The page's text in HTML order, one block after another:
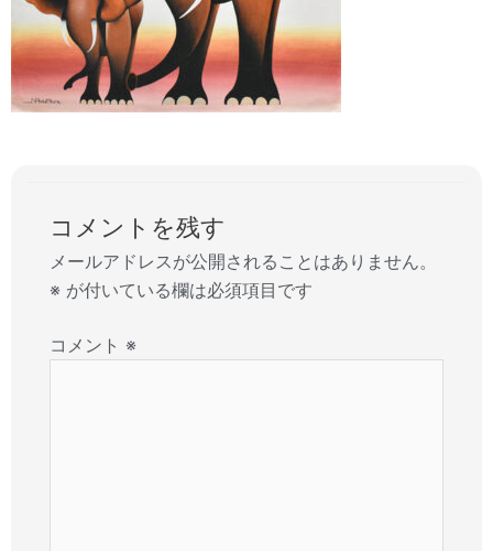
コメントを残す
メールアドレスが公開されることはありません。
※ が付いている欄は必須項目です
コメント ※